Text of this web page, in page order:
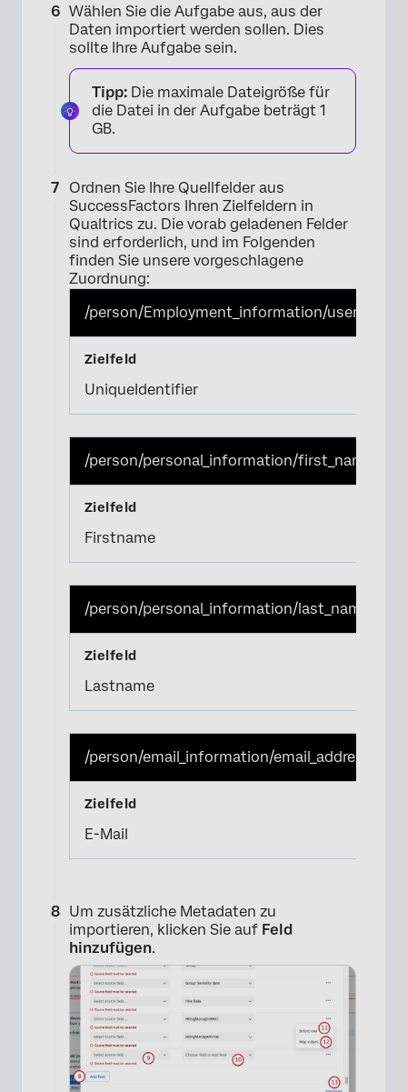
×
Wählen Sie die Aufgabe aus, aus der
Daten importiert werden sollen. Dies
sollte Ihre Aufgabe sein.
Tipp: Die maximale Dateigröße für
die Datei in der Aufgabe beträgt 1
GB.
Ordnen Sie Ihre Quellfelder aus
SuccessFactors Ihren Zielfeldern in
Qualtrics zu. Die vorab geladenen Felder
sind erforderlich, und im Folgenden
finden Sie unsere vorgeschlagene
Zuordnung:
/person/Employment_information/user_id
UniqueIdentifier
/person/personal_information/first_name
Firstname
/person/personal_information/last_name
Lastname
/person/email_information/email_address
E-Mail
Um zusätzliche Metadaten zu
importieren, klicken Sie auf Feld
hinzufügen.